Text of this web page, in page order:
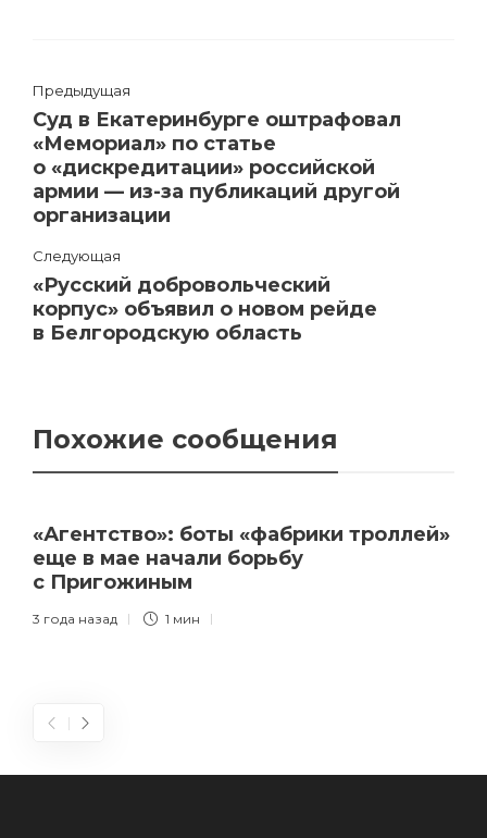
Предыдущая
Суд в Екатеринбурге оштрафовал
«Мемориал» по статье
о «дискредитации» российской
армии — из-за публикаций другой
организации
Следующая
«Русский добровольческий
корпус» объявил о новом рейде
в Белгородскую область
Похожие сообщения
«Агентство»: боты «фабрики троллей»
еще в мае начали борьбу
с Пригожиным
3 года назад 1 мин